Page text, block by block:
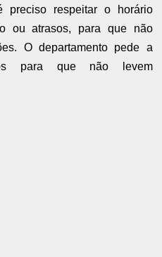
preciso respeitar o horário
ou atrasos, para que não
O departamento pede a
para que não levem